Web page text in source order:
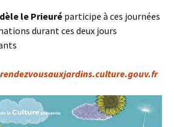
le Prieuréparticipe à ces journées
durant ces deux jours
rendezvousauxjardins.culture.gouv.fr